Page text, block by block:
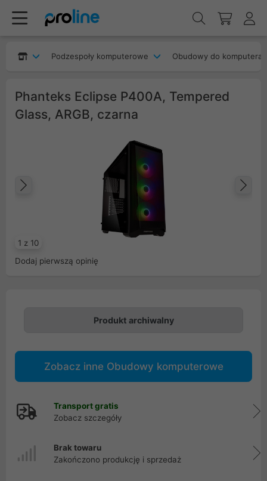
Podzespoły komputerowe Obudowy do komputera
Phanteks Eclipse P400A, Tempered
Glass, ARGB, czarna
1 z 10
Poprzedni
Dodaj pierwszą opinię
Produkt archiwalny
Zobacz inne Obudowy komputerowe
Transport gratis
Zobacz szczegóły
Brak towaru
Zakończono produkcję i sprzedaż